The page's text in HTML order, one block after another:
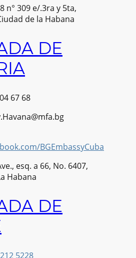
n° 309 e/.3ra y 5ta,
de la Habana
DE
67 68
BGEmbassyCuba
esq. a 66, No. 6407,
Habana
DE
5228